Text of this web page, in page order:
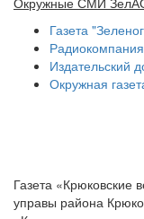
Газета
Издательский
Окружная
Газета «Крюковские
управы района